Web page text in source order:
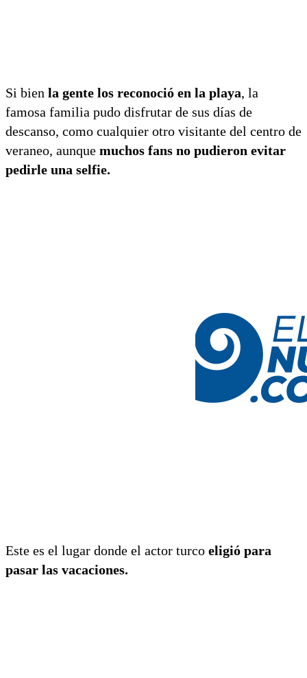
Si bien la gente los reconoció en la playa, la
famosa familia pudo disfrutar de sus días de
descanso, como cualquier otro visitante del centro de
veraneo, aunque muchos fans no pudieron evitar
pedirle una selfie.
Este es el lugar donde el actor turco eligió para
pasar las vacaciones.